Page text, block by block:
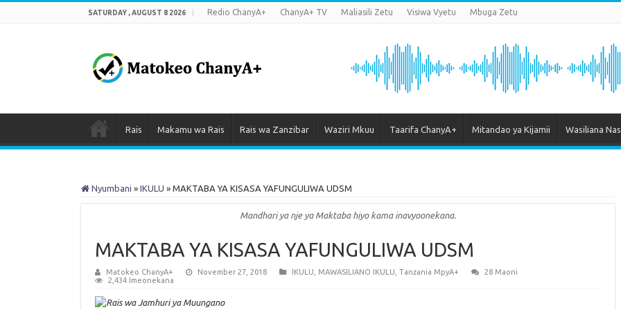
SATURDAY , AUGUST 8 2026 Redio ChanyA+ ChanyA+ TV Maliasili Zetu Visiwa Vyetu Mbuga Zetu
Rais Makamu wa Rais Rais wa Zanzibar Waziri Mkuu Taarifa ChanyA+ Mitandao ya Kijamii Wasiliana
Nyumbani » IKULU » MAKTABA YA KISASA YAFUNGULIWA UDSM
Mandhari ya nje ya Maktaba hiyo kama inavyoonekana.
MAKTABA YA KISASA YAFUNGULIWA UDSM
Matokeo ChanyA+ November 27, 2018 IKULU MAWASILIANO IKULU Tanzania MpyA+
28 Maoni
2,434 Imeonekana